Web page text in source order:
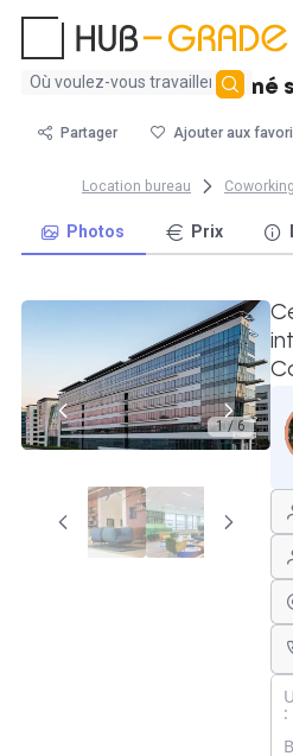
Aucun
trouvé
Grand bureau fermé
Partager Ajouter aux
Location bureau Coworking
Photos Prix
1 / 6